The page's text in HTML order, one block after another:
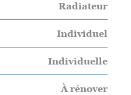
Radiateur
Individuel
Individuelle
À rénover